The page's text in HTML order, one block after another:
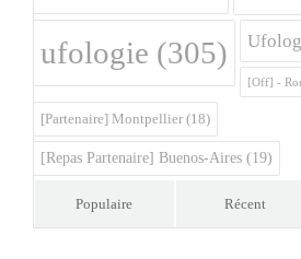
ufologie (305)
[Off] -
[Partenaire] Montpellier (18)
[Repas Partenaire] Buenos-Aires (19)
Populaire Récent